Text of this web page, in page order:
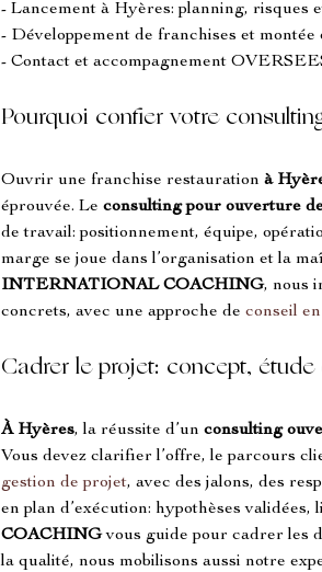
- Lancement à Hyères: planning, risques
- Développement de franchises et montée
- Contact et accompagnement
Pourquoi confier votre
Ouvrir une franchise restauration à
éprouvée. Le consulting pour ouverture
de travail: positionnement, équipe,
marge se joue dans l’organisation et la
INTERNATIONAL COACHING, nous
concrets, avec une approche de conseil
Cadrer le projet: concept,
À Hyères, la réussite d’un consulting
Vous devez clarifier l’offre, le parcours
gestion de projet, avec des jalons, des
en plan d’exécution: hypothèses
COACHING vous guide pour cadrer les
la qualité, nous mobilisons aussi notre